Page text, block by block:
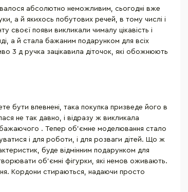
абсолютно неможливим, сьогодні вже
а й якихось побутових речей, в тому числі і
появи викликали чималу цікавість і
а й стала бажаним подарунком для всіх
3 д ручка зацікавила діточок, які обожнюють
бути впевнені, така покупка призведе його в
не так давно, і відразу ж викликала
бажаючого . Тепер об'ємне моделювання стало
і для роботи, і для розваги дітей. Що ж
буде відмінним подарунком для
об'ємні фігурки, які немов оживають.
Кордони стираються, надаючи просто